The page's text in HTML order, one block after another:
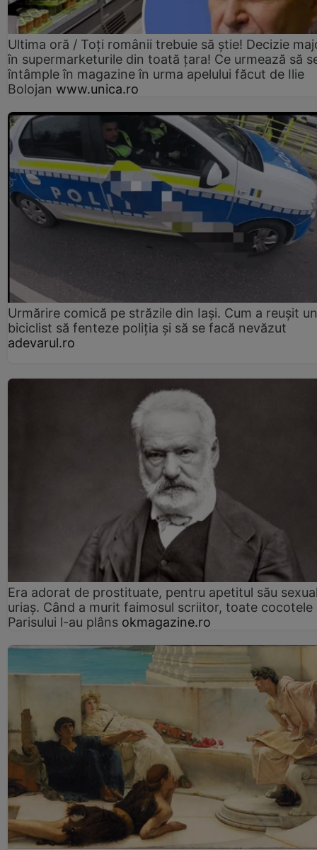
Ultima oră / Toți românii trebuie să știe! Decizie
în supermarketurile din toată țara! Ce urmează să
întâmple în magazine în urma apelului făcut de Ilie
Bolojan www.unica.ro
Urmărire comică pe străzile din Iași. Cum a reușit un
biciclist să fenteze poliția și să se facă nevăzut
adevarul.ro
Era adorat de prostituate, pentru apetitul său
uriaș. Când a murit faimosul scriitor, toate cocotele
Parisului l-au plâns okmagazine.ro